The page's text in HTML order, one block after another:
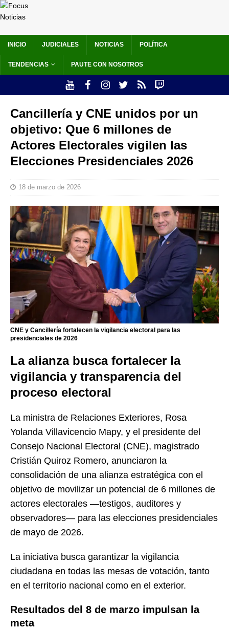
INICIO JUDICIALES NOTICIAS POLÍTICA
TENDENCIAS PAUTE CON NOSOTROS
Cancillería y CNE unidos por un
objetivo: Que 6 millones de
Actores Electorales vigilen las
Elecciones Presidenciales 2026
18 de marzo de 2026
CNE y Cancillería fortalecen la vigilancia electoral para las
presidenciales de 2026
La alianza busca fortalecer la
vigilancia y transparencia del
proceso electoral
La ministra de Relaciones Exteriores, Rosa
Yolanda Villavicencio Mapy, y el presidente del
Consejo Nacional Electoral (CNE), magistrado
Cristián Quiroz Romero, anunciaron la
consolidación de una alianza estratégica con el
objetivo de movilizar un potencial de 6 millones de
actores electorales —testigos, auditores y
observadores— para las elecciones presidenciales
de mayo de 2026.
La iniciativa busca garantizar la vigilancia
ciudadana en todas las mesas de votación, tanto
en el territorio nacional como en el exterior.
Resultados del 8 de marzo impulsan la
meta